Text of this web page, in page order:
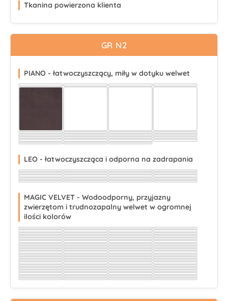
Tkanina powierzona klienta
GR N2
PIANO - łatwoczyszczący, miły w dotyku welwet
Wybierz Wybierz Wybierz Wybierz
Wybierz Wybierz Wybierz Wybierz
Wybierz Wybierz Wybierz Wybierz
Wybierz Wybierz Wybierz Wybierz
Wybierz Wybierz Wybierz
LEO - łatwoczyszcząca i odporna na zadrapania
Wybierz Wybierz Wybierz Wybierz
Wybierz Wybierz Wybierz Wybierz
Wybierz Wybierz Wybierz Wybierz
Wybierz Wybierz Wybierz Wybierz
MAGIC VELVET - Wodoodporny, przyjazny
zwierzętom i trudnozapalny welwet w ogromnej
ilości kolorów
Wybierz Wybierz Wybierz Wybierz
Wybierz Wybierz Wybierz Wybierz
Wybierz Wybierz Wybierz Wybierz
Wybierz Wybierz Wybierz Wybierz
Wybierz Wybierz Wybierz Wybierz
Wybierz Wybierz Wybierz Wybierz
Wybierz Wybierz Wybierz Wybierz
Wybierz Wybierz Wybierz Wybierz
Wybierz Wybierz Wybierz Wybierz
Wybierz Wybierz Wybierz Wybierz
Wybierz Wybierz Wybierz Wybierz
Wybierz Wybierz Wybierz Wybierz
Wybierz Wybierz Wybierz Wybierz
Wybierz Wybierz Wybierz Wybierz
Wybierz Wybierz Wybierz Wybierz
Wybierz Wybierz Wybierz Wybierz
Wybierz Wybierz Wybierz Wybierz
Wybierz Wybierz Wybierz Wybierz
Wybierz Wybierz Wybierz Wybierz